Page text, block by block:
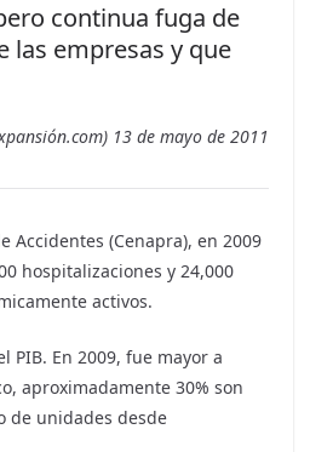
continua fuga de
las empresas y que
13 de mayo de 2011
Accidentes (Cenapra), en 2009
hospitalizaciones y 24,000
activos.
PIB. En 2009, fue mayor a
aproximadamente 30% son
de unidades desde